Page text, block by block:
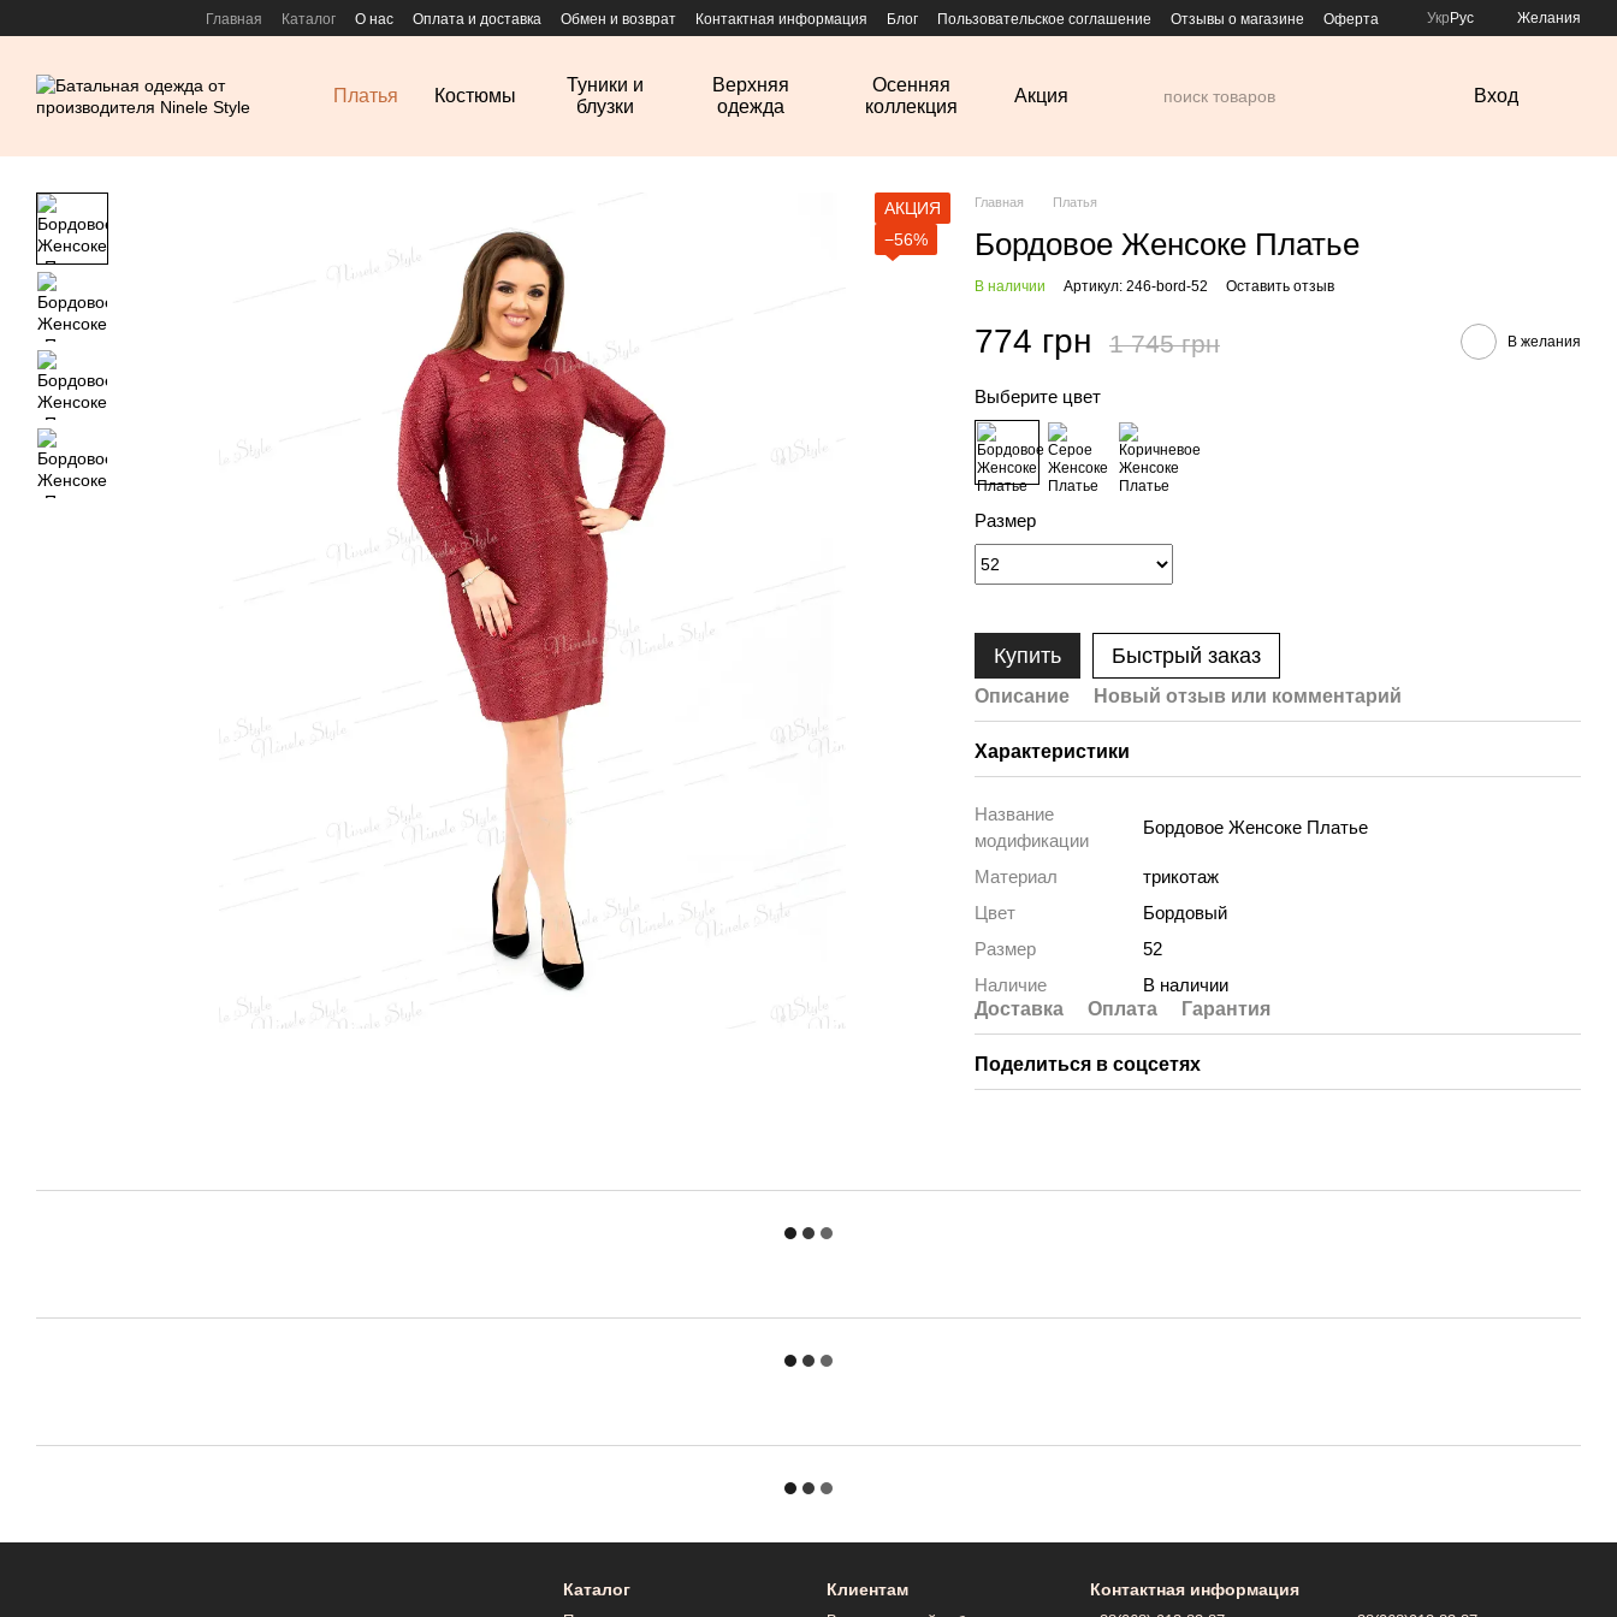
Перейти к основному контенту
Главная Каталог О нас Оплата и доставка Обмен и возврат Контактная информация Блог Пользовательское соглашение Отзывы о магазине Оферта Укр Рус Желания
Платья Костюмы
Туники и
блузки
Верхняя
одежда
Осенняя
коллекция
Акция Вход
АКЦИЯ
−56%
Главная Платья
Бордовое Женсоке Платье
В наличии Артикул: 246-bord-52 Оставить отзыв
774 грн 1 745 грн В желания
Выберите цвет
Размер
Купить Быстрый заказ
Описание Новый отзыв или комментарий
Характеристики
Название
модификации
Бордовое Женсоке Платье
Материал
трикотаж
Цвет
Бордовый
Размер
52
Наличие
В наличии
Доставка
Оплата Гарантия
Поделиться в соцсетях
Каталог Клиентам Контактная информация